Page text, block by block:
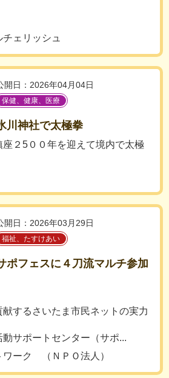
ェリッシュ
開日：2026年04月04日
保健、健康、医療
川神社で太極拳
２5００年を迎えて境内で太極
開日：2026年03月29日
福祉、たすけあい
ポフェスに４刀流マルチ参加
するさいたま市民ネットの実力
サポートセンター（サポ...
ワーク （ＮＰＯ法人）